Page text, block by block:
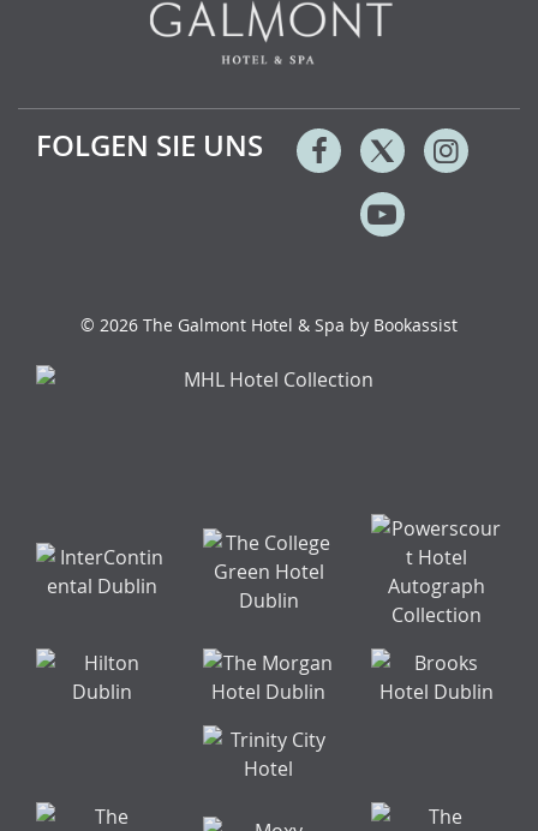
FOLGEN SIE UNS Facebook
Twitter
Youtube
© 2026 The Galmont Hotel & Spa by Bookassist